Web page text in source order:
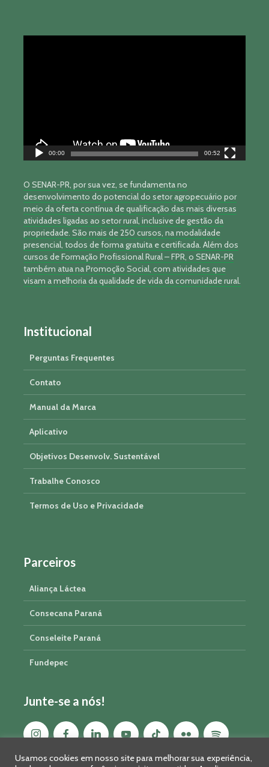
00:00 00:52
O SENAR-PR, por sua vez, se fundamenta no
desenvolvimento do potencial do setor agropecuário por
meio da oferta contínua de qualificação das mais diversas
atividades ligadas ao setor rural, inclusive de gestão da
propriedade. São mais de 250 cursos, na modalidade
presencial, todos de forma gratuita e certificada. Além dos
cursos de Formação Profissional Rural – FPR, o SENAR-PR
também atua na Promoção Social, com atividades que
visam a melhoria da qualidade de vida da comunidade rural.
Institucional
Perguntas Frequentes
Contato
Manual da Marca
Aplicativo
Objetivos Desenvolv. Sustentável
Trabalhe Conosco
Termos de Uso e Privacidade
Parceiros
Aliança Láctea
Consecana Paraná
Conseleite Paraná
Fundepec
Junte-se a nós!
Usamos cookies em nosso site para melhorar sua experiência,